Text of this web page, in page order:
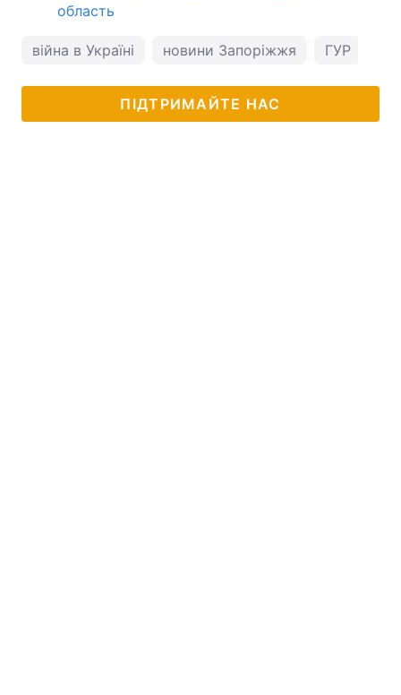
область
війна в Україні новини Запоріжжя ГУР
ПІДТРИМАЙТЕ НАС